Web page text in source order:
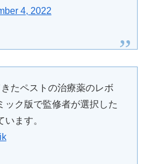
4, 2022
たペストの治療薬のレボ
ック版で監修者が選択した
ます。